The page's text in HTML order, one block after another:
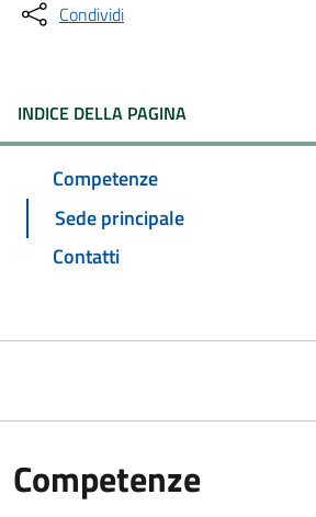
Condividi
INDICE DELLA PAGINA
Competenze
Sede principale
Contatti
Competenze